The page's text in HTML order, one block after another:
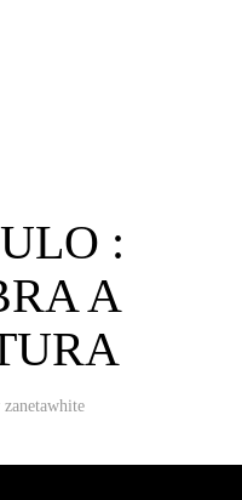
menu visibility.
:
A
zanetawhite